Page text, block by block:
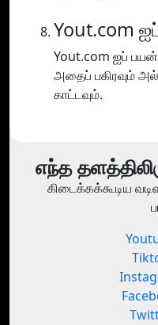
Yout.com ஐப்
Yout.com ஐப்
அதைப் பகிரவும்
காட்டவும்.
எந்த
கிடைக்கக்கூடிய